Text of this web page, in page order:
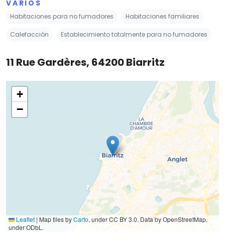
VARIOS
Habitaciones para no fumadores Habitaciones familiares
Calefacción Establecimiento totalmente para no fumadores
11 Rue Gardères, 64200 Biarritz
+
−
Leaflet | Map tiles byCarto, under CC BY 3.0. Data by OpenStreetMap,
under ODbL.